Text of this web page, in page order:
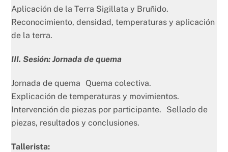
Aplicación de la Terra Sigillata y Bruñido.
Reconocimiento, densidad, temperaturas y aplicación
de la terra.
III. Sesión: Jornada de quema
Jornada de quema Quema colectiva.
Explicación de temperaturas y movimientos.
Intervención de piezas por participante. Sellado de
piezas, resultados y conclusiones.
Tallerista: